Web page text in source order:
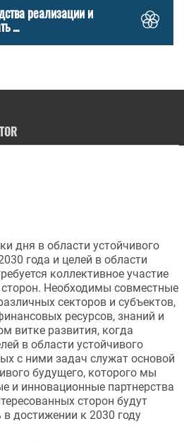
реализации и
...
дня в области устойчивого
года и целей в области
коллективное участие
сторон. Необходимы совместные
секторов и субъектов,
ресурсов, знаний и
витке развития, когда
в области устойчивого
с ними задач служат основой
будущего, которого мы
и инновационные партнерства
сторон будут
достижении к 2030 году